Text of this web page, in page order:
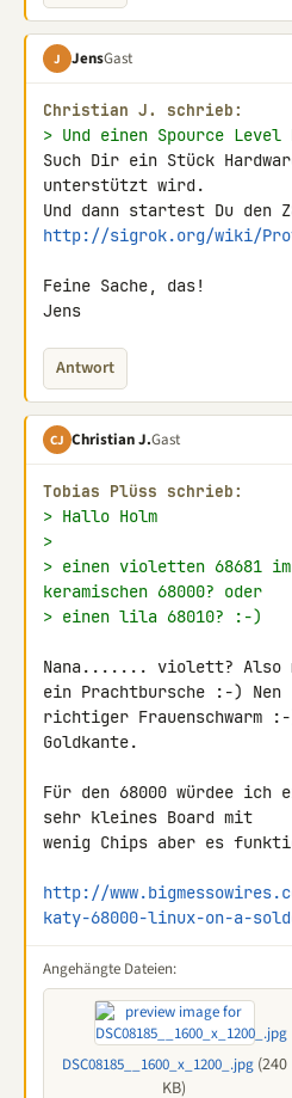
J JensGast
Christian J. schrieb:
> Und einen Spource Level
Such Dir ein Stück
unterstützt wird.
http://sigrok.org/wiki/
Feine Sache, das!
Jens
Antwort
CJ Christian J.Gast
Tobias Plüss schrieb:
> Hallo Holm
>
> einen violetten 68681 im
keramischen 68000? oder
> einen lila 68010? :-)
Nana....... violett? Also
ein Prachtbursche :-) Nen
richtiger Frauenschwarm
Goldkante.
Für den 68000 würdee ich
sehr kleines Board mit
wenig Chips aber es
http://
katy-68000-linux-on-a-
Angehängte Dateien:
DSC08185__1600_x_1200_.jpg(240
KB)